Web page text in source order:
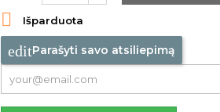
 Išparduota
editParašyti savo atsiliepimą